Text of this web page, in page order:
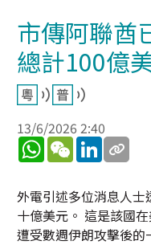
市傳阿聯酋
總計100億
13/6/2026 2:40
WhatsApp
WeChatLinkedIn
外電引述多位消息人
十億美元。 這是該國
遭受數週伊朗攻擊後的